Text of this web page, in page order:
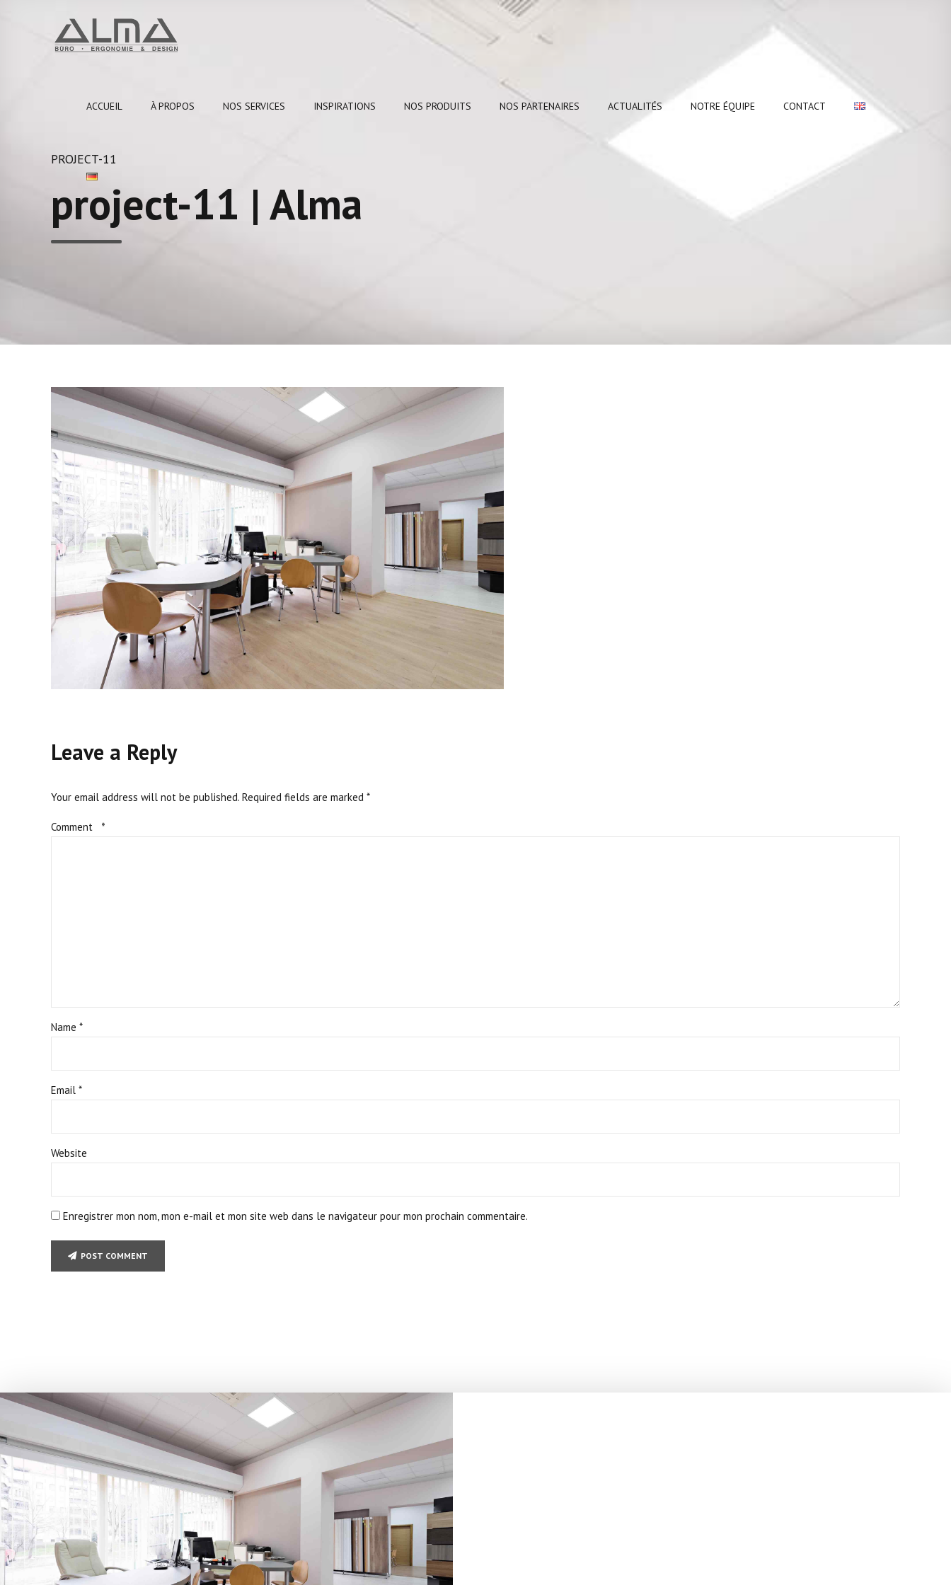
ACCUEIL À PROPOS NOS SERVICES INSPIRATIONS NOS PRODUITS NOS PARTENAIRES ACTUALITÉS NOTRE ÉQUIPE CONTACT
PROJECT-11
project-11 | Alma
Leave a Reply
Your email address will not be published. Required fields are marked *
Comment *
Name *
Email *
Website
Enregistrer mon nom, mon e-mail et mon site web dans le navigateur pour mon prochain commentaire.
POST COMMENT